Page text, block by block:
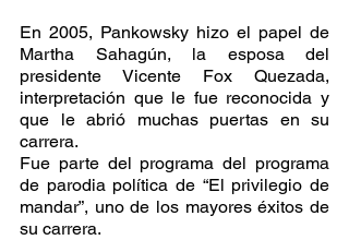
En 2005, Pankowsky hizo el papel de
Martha Sahagún, la esposa del
presidente Vicente Fox Quezada,
interpretación que le fue reconocida y
que le abrió muchas puertas en su
carrera.
Fue parte del programa del programa
de parodia política de “El privilegio de
mandar”, uno de los mayores éxitos de
su carrera.